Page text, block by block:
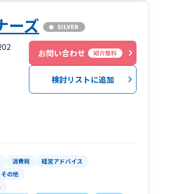
ーズ
お問い合わせ 紹介無料
検討リストに追加
消費税 経営アドバイス
その他